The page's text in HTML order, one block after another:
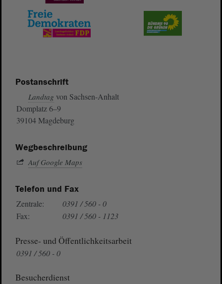
Postanschrift
Landtag von Sachsen-Anhalt
Domplatz 6–9
39104 Magdeburg
Wegbeschreibung
Auf Google Maps
Telefon und Fax
Zentrale:
0391 / 560 - 0
Fax:
0391 / 560 - 1123
Presse- und Öffentlichkeitsarbeit
0391 / 560 - 0
Besucherdienst